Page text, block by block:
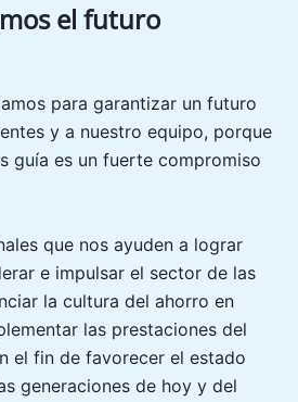
el futuro
para garantizar un futuro
y a nuestro equipo, porque
guía es un fuerte compromiso
que nos ayuden a lograr
e impulsar el sector de las
la cultura del ahorro en
las prestaciones del
el fin de favorecer el estado
generaciones de hoy y del